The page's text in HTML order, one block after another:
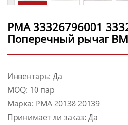
PMA 33326796001
Поперечный рычаг
Инвентарь: Да
MOQ: 10 пар
Марка: PMA 20138 20139
Принимает ли заказ: Да